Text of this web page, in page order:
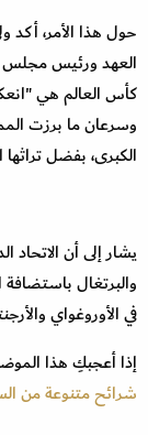
حول هذا الأمر، أكد
العهد ورئيس مجلس
كأس العالم هي
وسرعان ما برزت
الكبرى، بفضل
يشار إلى أن
في الأوروغواي
إذا أعجبكِ هذا
شرائح متنوعة من